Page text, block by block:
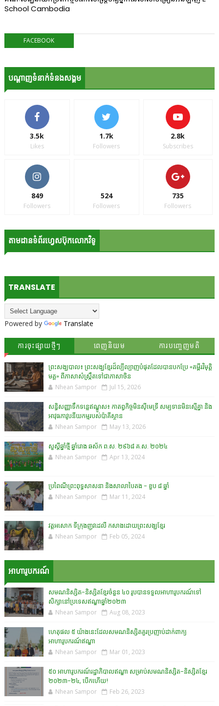
School Cambodia
FACEBOOK
បណ្ដាញទំនាក់ទំនងសង្គម
3.5k
Likes
1.7k
Followers
2.8k
Subscribes
849
Followers
524
Followers
735
Followers
តាមដានទំព័រហ្វេសប៊ុកលោកវិទូ
TRANSLATE
Powered by Translate
ការចុះផ្សាយថ្មីៗ ពេញនិយម ការបញ្ចេញមតិ
ព្រះសង្ឃបាល៖ ព្រះសង្ឃខ្មែរដ៏ល្បីល្បាញបំផុតដែលបានបកប្រែ «គម្ពីរវិមុត្តិ
មគ្គ» ពីភាសាសំស្រ្កឹតទៅជាភាសាចិន
Nhean Sampor Jul 15, 2026
សន្ធិសញ្ញាទឹកទន្លេឥណ្ឌូស៖ កាតព្វកិច្ចមិនស៊ីមេទ្រី សម្បទានមិនស្មើគ្នា និង
អាវុធភាវូបនីយកម្មរបស់ប៉ាគីស្ថាន​
Nhean Sampor May 13, 2026
សួស្តីឆ្នាំថ្មី ឆ្នាំរោង ឆស័ក ព.ស. ២៩៦៨ គ.ស. ២០២៤
Nhean Sampor Apr 13, 2024
ប្រពៃណីព្រះពុទ្ធសាសនា និងសាលាបៃតង - ខួប ៨ ឆ្នាំ
Nhean Sampor Mar 11, 2024
វត្តអសោក ទីក្រុងញូវដេលី កសាងដោយព្រះសង្ឃខ្មែរ
Nhean Sampor Feb 05, 2024
អាហារូបករណ៍
សមណនិស្សិត-និស្សិតខ្មែរចំនួន ៤០ រូបបានទទួលអាហារូបករណ៍ទៅ
សិក្សានៅប្រទេសឥណ្ឌាឆ្នាំ២០២៣
Nhean Sampor Aug 08, 2023
ហេតុផល ៥ យ៉ាងនេះដែលសមណនិស្សិតគួរប្រញាប់ដាក់ពាក្យ
អាហារូបករណ៍ឥណ្ឌា
Nhean Sampor Mar 01, 2023
៥០ អាហារូបករណ៍រដ្ឋាភិបាលឥណ្ឌា សម្រាប់សមណនិស្សិត-និស្សិតខ្មែរ
២០២៣-២៤, បើកហើយ!
Nhean Sampor Feb 26, 2023